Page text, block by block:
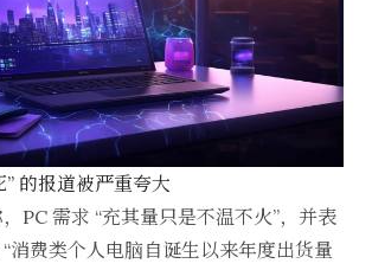
” 的报道被严重夸大
PC 需求 “充其量只是不温不火”，并表
消费类个人电脑自诞生以来年度出货量